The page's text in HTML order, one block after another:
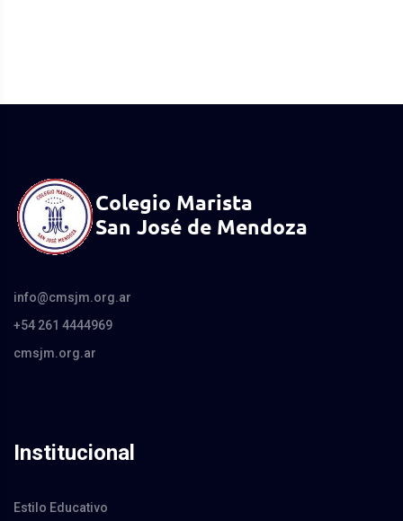
info@cmsjm.org.ar
+54 261 4444969
cmsjm.org.ar
Institucional
Estilo Educativo